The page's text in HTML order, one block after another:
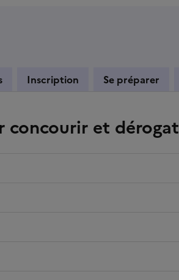
Inscription Se préparer
et